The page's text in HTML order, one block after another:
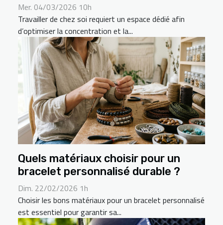
Mer. 04/03/2026 10h
Travailler de chez soi requiert un espace dédié afin
d’optimiser la concentration et la...
Quels matériaux choisir pour un
bracelet personnalisé durable ?
Dim. 22/02/2026 1h
Choisir les bons matériaux pour un bracelet personnalisé
est essentiel pour garantir sa...